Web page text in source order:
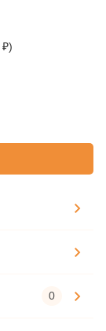
₽)
0